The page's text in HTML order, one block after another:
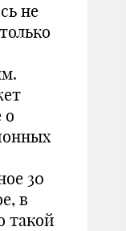
не
о
30
в
такой